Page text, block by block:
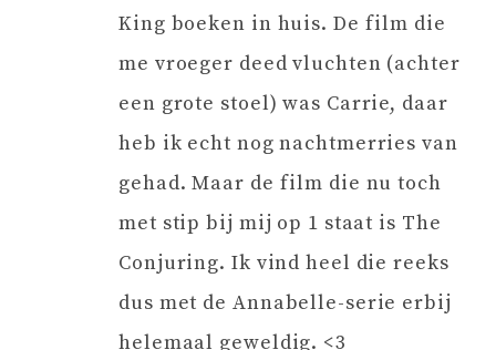
King boeken in huis. De film die
me vroeger deed vluchten (achter
een grote stoel) was Carrie, daar
heb ik echt nog nachtmerries van
gehad. Maar de film die nu toch
met stip bij mij op 1 staat is The
Conjuring. Ik vind heel die reeks
dus met de Annabelle-serie erbij
helemaal geweldig. <3